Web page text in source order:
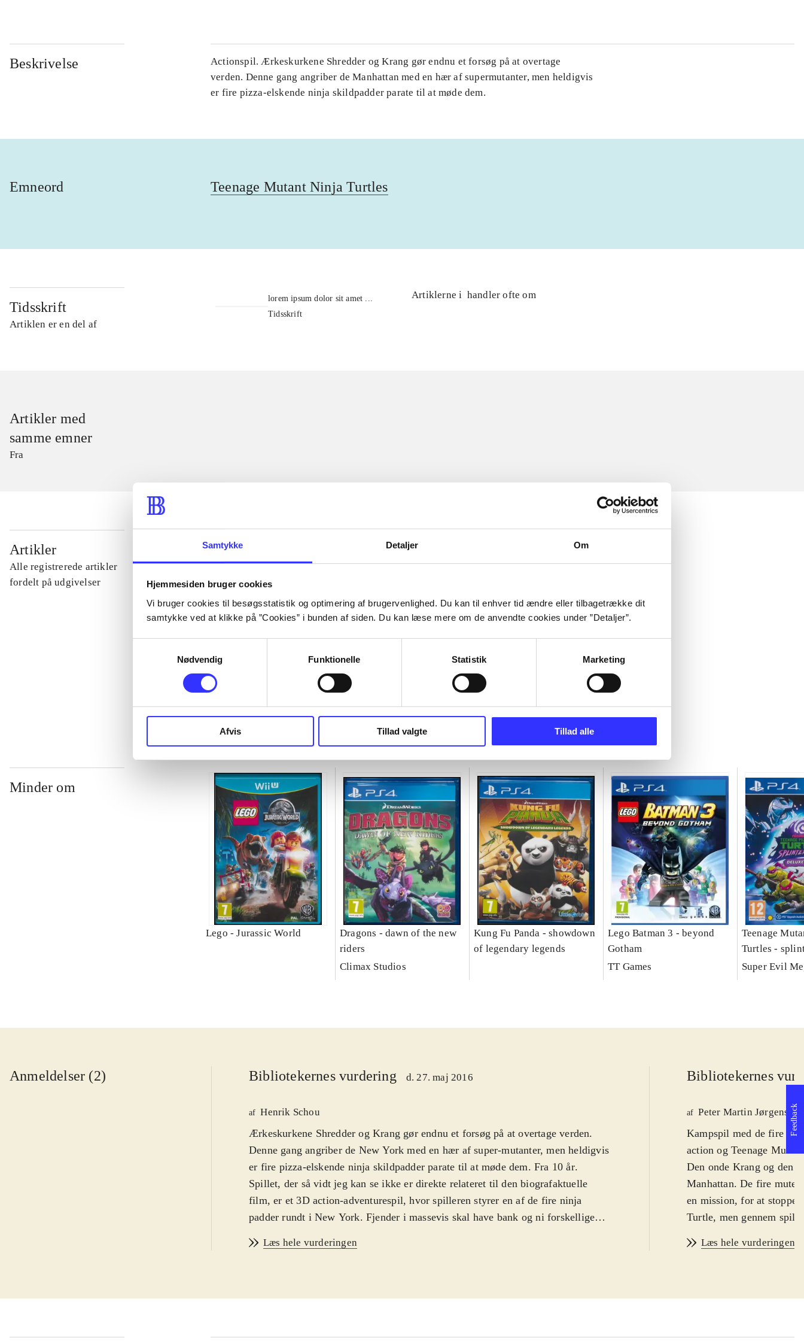
Samtykke Detaljer Om
Hjemmesiden bruger cookies
Vi bruger cookies til besøgsstatistik og optimering af brugervenlighed. Du kan til enhver tid ændre eller tilbagetrække dit
samtykke ved at klikke på ”Cookies” i bunden af siden. Du kan læse mere om de anvendte cookies under ”Detaljer”.
Nødvendig
Funktionelle Statistik Marketing
Afvis Tillad valgte Tillad alle
Beskrivelse
Actionspil. Ærkeskurkene Shredder og Krang gør endnu et forsøg på at overtage
verden. Denne gang angriber de Manhattan med en hær af supermutanter, men heldigvis
er fire pizza-elskende ninja skildpadder parate til at møde dem.
Emneord Teenage Mutant Ninja Turtles
Tidsskrift
Artiklen er en del af
lorem ipsum dolor sit amet ...
Tidsskrift
Artiklerne i handler ofte om
Artikler med
samme emner
Fra
Artikler
Alle registrerede artikler
fordelt på udgivelser
...
...
Minder om
Lego - Jurassic World
Dragons - dawn of the new
riders
Climax Studios
Kung Fu Panda - showdown
of legendary legends
Lego Batman 3 - beyond
Gotham
TT Games
Teenage
Turtles -
Super Evil
Anmeldelser (2) Bibliotekernes vurdering d. 27. maj 2016
af Henrik Schou
Ærkeskurkene Shredder og Krang gør endnu et forsøg på at overtage verden.
Denne gang angriber de New York med en hær af super-mutanter, men heldigvis
er fire pizza-elskende ninja skildpadder parate til at møde dem. Fra 10 år.
Spillet, der så vidt jeg kan se ikke er direkte relateret til den biografaktuelle
film, er et 3D action-adventurespil, hvor spilleren styrer en af de fire ninja
padder rundt i New York. Fjender i massevis skal have bank og ni forskellige
skifte mellem de fire ninjaer, der hver har deres specielle styrke, men ellers er
Fjenderne er uinspirerende og kun de ni bosskampe skiller sig ud. Spillet kan
for op til fire spillere til at forlænge levetiden. Omgivelserne i New York virker
Læs hele vurderingen
Bibliotekernes
af Peter Martin Jørgensen
Kampspil med de fire
action og Teenage
Den onde Krang og den
Manhattan. De fire
en mission, for at stoppe
Turtle, men gennem
afsluttes af en bossfight,
man point, der kan
og tekst, imellem
Læs hele vurderingen
Feedback